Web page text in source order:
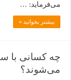
می‌فرماید: …
بیشتر بخوانید »
چه کسانی با
می‌شوند؟